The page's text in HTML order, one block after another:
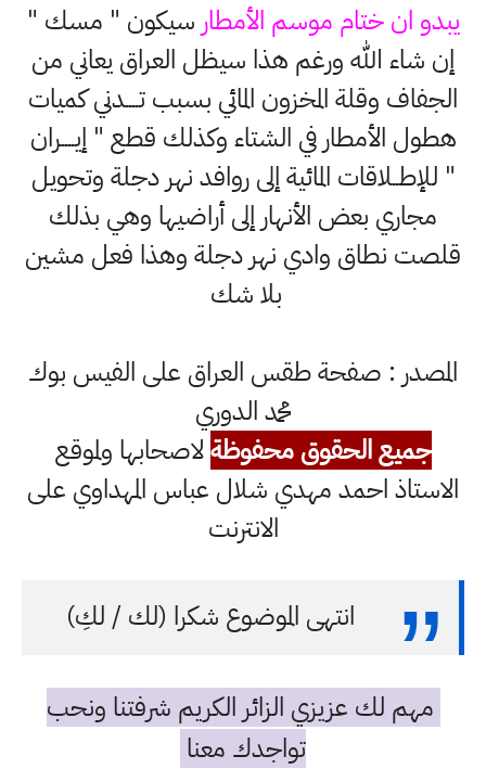
يبدو ان ختام موسم الأمطار سيكون " مسك "
إن شاء الله ورغم هذا سيظل العراق يعاني من
الجفاف وقلة المخزون المائي بسبب تــــدني كميات
هطول الأمطار في الشتاء وكذلك قطع " إيــــران
" للإطــلاقات المائية إلى روافد نهر دجلة وتحويل
مجاري بعض الأنهار إلى أراضيها وهي بذلك
قلصت نطاق وادي نهر دجلة وهذا فعل مشين
بلا شك
المصدر : صفحة طقس العراق على الفيس بوك
محمد الدوري
جميع الحقوق محفوظةلاصحابها ولموقع
الاستاذ احمد مهدي شلال عباس المهداوي على
الانترنت
انتهى الموضوع شكرا (لك / لكِ)
مهم لك عزيزي الزائر الكريم شرفتنا ونحب
تواجدك معنا